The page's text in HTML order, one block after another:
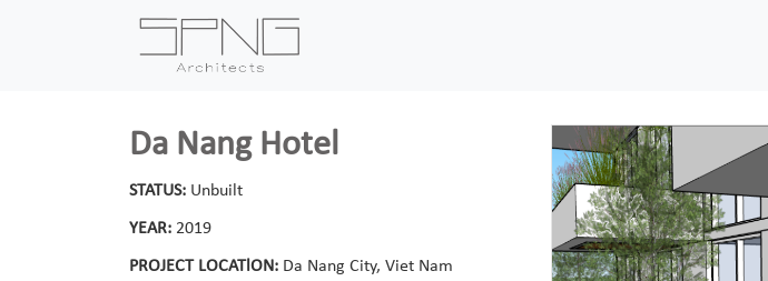
Da Nang Hotel
STATUS: Unbuilt
YEAR: 2019
PROJECT LOCATlON: Da Nang City, Viet Nam